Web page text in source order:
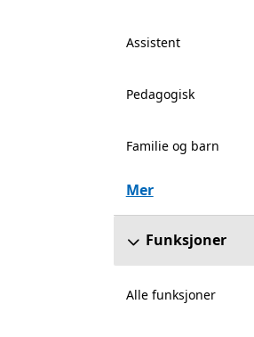
Assistent
Pedagogisk
Familie og barn
Mer
Funksjoner
Alle funksjoner